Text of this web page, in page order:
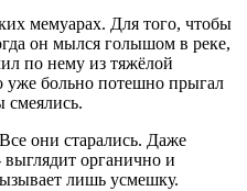
мемуарах. Для того, чтобы
он мылся голышом в реке,
по нему из тяжёлой
уже больно потешно прыгал
смеялись.
они старались. Даже
органично и
лишь усмешку.